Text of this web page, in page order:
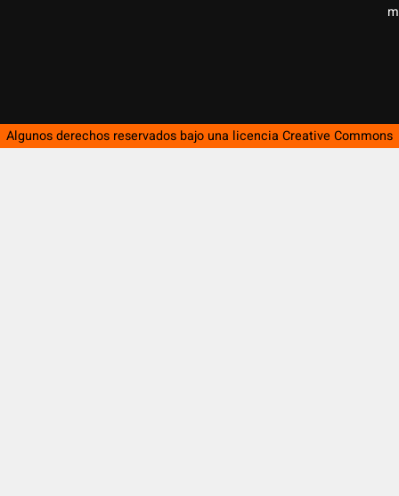
Algunos derechos reservados bajo una licencia Creative Commons